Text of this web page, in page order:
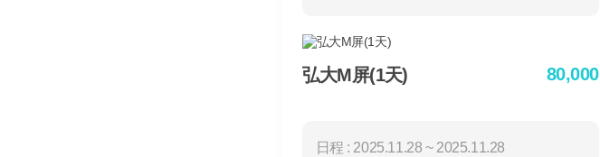
弘大M屏(1天) 80,000
日程 : 2025.11.28 ~ 2025.11.28